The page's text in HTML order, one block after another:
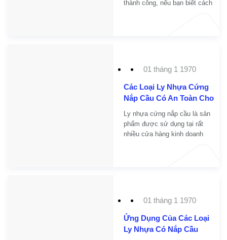
thành công, nếu bạn biết cách
cao hơn trong hình thức kinh
doanh này đấy.
01 tháng 1 1970
Các Loại Ly Nhựa Cứng
Nắp Cầu Có An Toàn Cho
Sức Khỏe?
Ly nhựa cứng nắp cầu là sản
phẩm được sử dụng tại rất
nhiều cửa hàng kinh doanh
nhựa nắp cầu này không an
toàn cho sức khỏe cũng như
không bảo vệ cho môi trường.
01 tháng 1 1970
Ứng Dụng Của Các Loại
Ly Nhựa Có Nắp Cầu